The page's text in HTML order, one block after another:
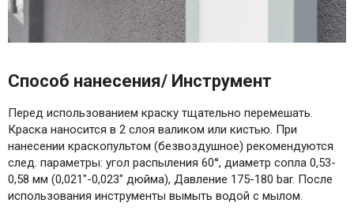
Способ нанесения/ Инструмент
Перед использованием краску тщательно перемешать.
Краска наносится в 2 слоя валиком или кистью. При
нанесении краскопультом (безвоздушное) рекомендуются
след. параметры: угол распыления 60°, диаметр сопла 0,53-
0,58 мм (0,021"-0,023" дюйма), Давление 175-180 bar. После
использования инструменты вымыть водой с мылом.